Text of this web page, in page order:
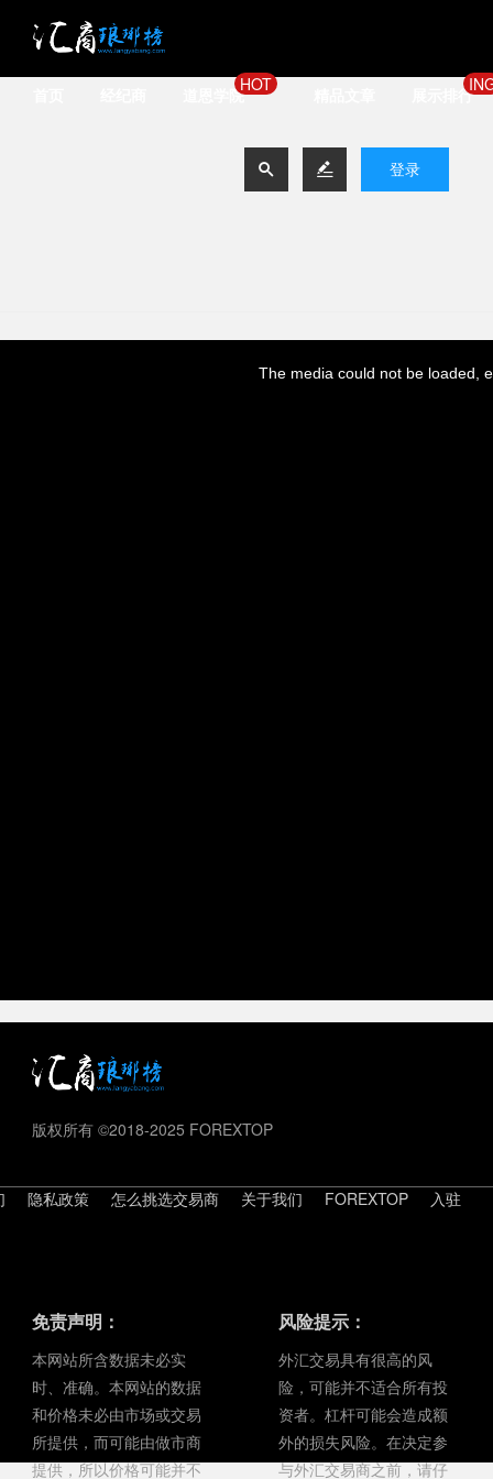
道恩学院HOT 展示排行
  登录
The media could not be loaded,
版权所有 ©2018-2025 FOREXTOP
入驻
FOREXTOP
关于我们
怎么挑选交易商
隐私政策
风险提示：
外汇交易具有很高的风
险，可能并不适合所有投
资者。杠杆可能会造成额
外的损失风险。在决定参
与外汇交易商之前，请仔
免责声明：
本网站所含数据未必实
时、准确。本网站的数据
和价格未必由市场或交易
所提供，而可能由做市商
提供，所以价格可能并不